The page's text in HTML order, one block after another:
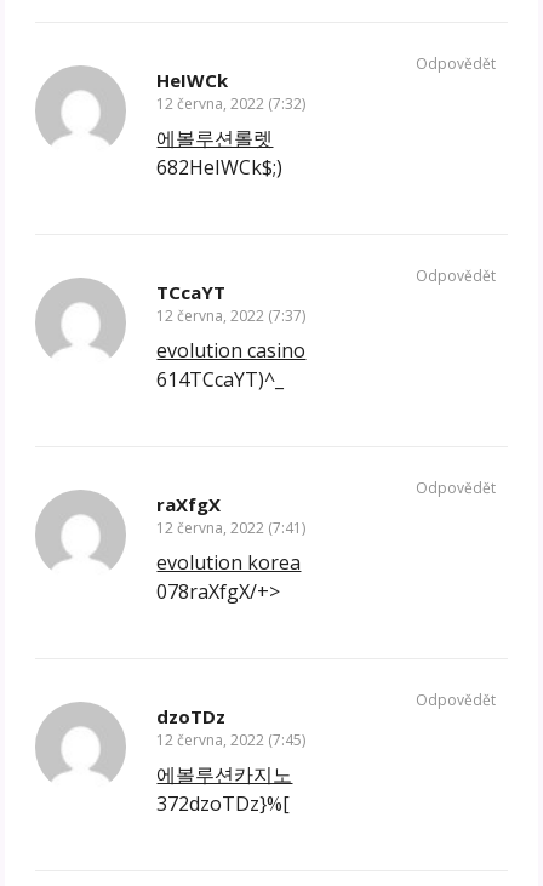
HeIWCk
12 června, 2022 (7:32)
에볼루션롤렛
682HeIWCk$;)
Odpovědět
TCcaYT
12 června, 2022 (7:37)
evolution casino
614TCcaYT)^_
Odpovědět
raXfgX
12 června, 2022 (7:41)
evolution korea
078raXfgX/+>
Odpovědět
dzoTDz
12 června, 2022 (7:45)
에볼루션카지노
372dzoTDz}%[
Odpovědět